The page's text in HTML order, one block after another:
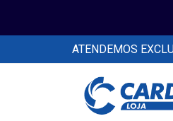
ATENDEMOS